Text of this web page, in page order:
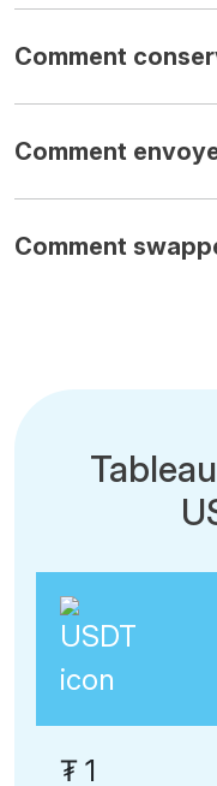
Comment
Comment
Comment
₮ 1